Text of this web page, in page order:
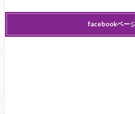
facebookペー